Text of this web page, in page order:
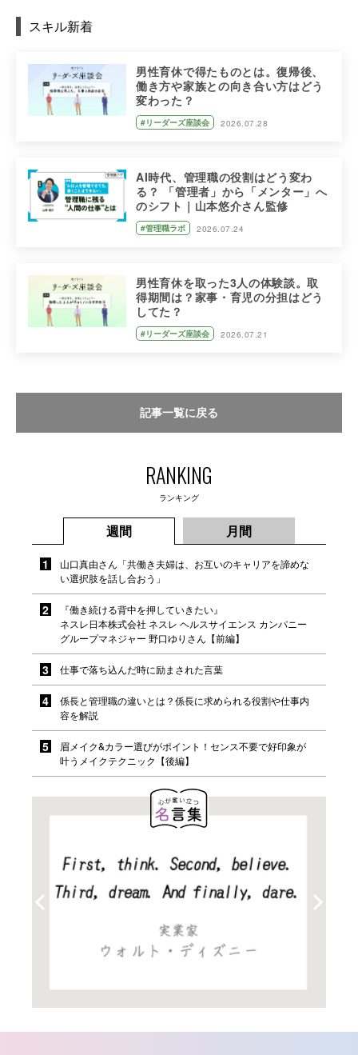
スキル新着
男性育休で得たものとは。復帰後、
働き方や家族との向き合い方はどう
変わった？
#リーダーズ座談会 2026.07.28
AI時代、管理職の役割はどう変わ
る？ 「管理者」から「メンター」へ
のシフト｜山本悠介さん監修
#管理職ラボ 2026.07.24
男性育休を取った3人の体験談。取
得期間は？家事・育児の分担はどう
してた？
#リーダーズ座談会 2026.07.21
記事一覧に戻る
RANKING
ランキング
週間 月間
山口真由さん「共働き夫婦は、お互いのキャリアを諦めな
い選択肢を話し合おう」
『働き続ける背中を押していきたい』
ネスレ日本株式会社 ネスレ ヘルスサイエンス カンパニー
グループマネジャー 野口ゆりさん【前編】
仕事で落ち込んだ時に励まされた言葉
係長と管理職の違いとは？係長に求められる役割や仕事内
容を解説
眉メイク&カラー選びがポイント！センス不要で好印象が
叶うメイクテクニック【後編】